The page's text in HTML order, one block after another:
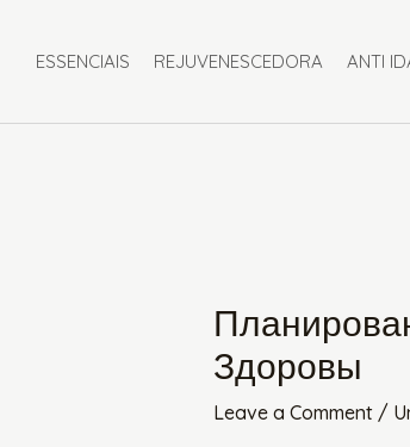
ESSENCIAIS REJUVENESCEDORA ANTI
Здоровы
Leave a Comment /
navigation